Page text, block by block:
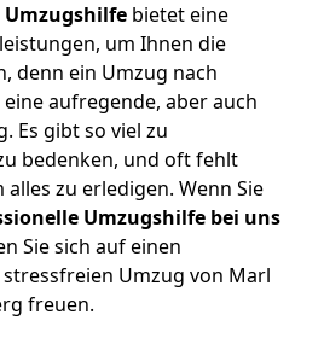
Umzugshilfe bietet eine
um Ihnen die
denn ein Umzug nach
aufregende, aber auch
Es gibt so viel zu
bedenken, und oft fehlt
zu erledigen. Wenn Sie
Umzugshilfe bei uns
Sie sich auf einen
Umzug von Marl
freuen.